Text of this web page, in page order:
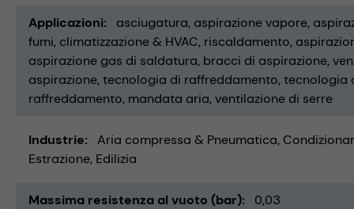
Applicazioni asciugatura aspirazione vapore
fumi climatizzazione & HVAC riscaldamento
aspirazione gas di saldatura bracci di aspirazione
aspirazione tecnologia di raffreddamento tecnologia
raffreddamento mandata aria ventilazione di serre
Industrie Aria compressa & Pneumatica
Estrazione Edilizia
Massima resistenza al vuoto (bar) 0,03